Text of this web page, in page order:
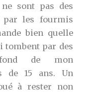
sont pas des
par les fourmis
bien quelle
tombent par des
de mon
de 15 ans. Un
à rester non